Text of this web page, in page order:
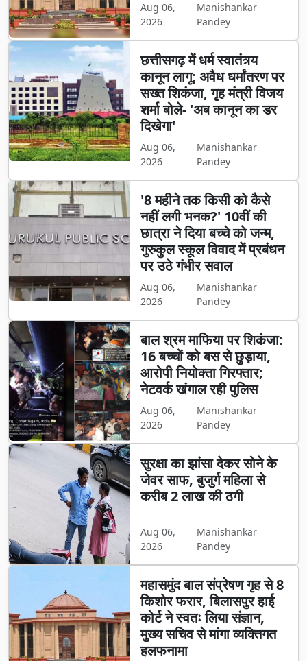
Aug 06,
2026
Manishankar
Pandey
छत्तीसगढ़ में धर्म स्वातंत्र्य
कानून लागू: अवैध धर्मांतरण पर
सख्त शिकंजा, गृह मंत्री विजय
शर्मा बोले- 'अब कानून का डर
दिखेगा'
Aug 06,
2026
Manishankar
Pandey
'8 महीने तक किसी को कैसे
नहीं लगी भनक?' 10वीं की
छात्रा ने दिया बच्चे को जन्म,
गुरुकुल स्कूल विवाद में प्रबंधन
पर उठे गंभीर सवाल
Aug 06,
2026
Manishankar
Pandey
बाल श्रम माफिया पर शिकंजा:
16 बच्चों को बस से छुड़ाया,
आरोपी नियोक्ता गिरफ्तार;
नेटवर्क खंगाल रही पुलिस
Aug 06,
2026
Manishankar
Pandey
सुरक्षा का झांसा देकर सोने के
जेवर साफ, बुजुर्ग महिला से
करीब 2 लाख की ठगी
Aug 06,
2026
Manishankar
Pandey
महासमुंद बाल संप्रेषण गृह से 8
किशोर फरार, बिलासपुर हाई
कोर्ट ने स्वतः लिया संज्ञान,
मुख्य सचिव से मांगा व्यक्तिगत
हलफनामा